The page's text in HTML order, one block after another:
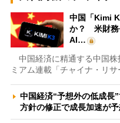
中国「Kimi
か？ 米財務
AI…
中国経済に精通する中国株
ミアム連載「チャイナ・リ
中国経済“予想外の低成
方針の修正で成長加速が